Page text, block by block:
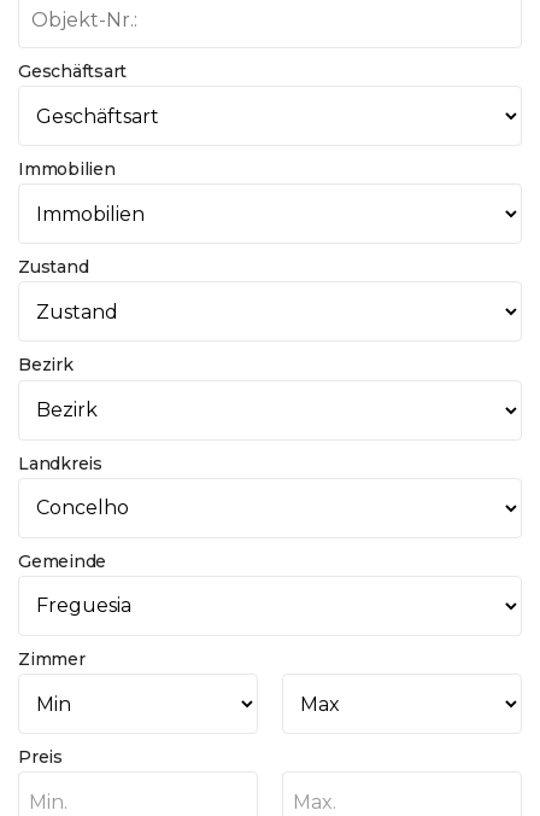
Geschäftsart
Immobilien
Zustand
Bezirk
Landkreis
Gemeinde
Zimmer
Preis
Min. Max.